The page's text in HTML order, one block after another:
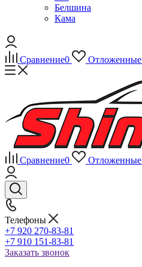
Белшина
Кама
Сравнение0 Отложенные
Сравнение0 Отложенные
Телефоны
+7 920 270-83-81
+7 910 151-83-81
Заказать звонок